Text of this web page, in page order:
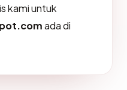
kami untuk
ada di